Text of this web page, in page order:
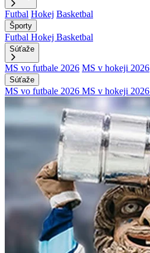
Futbal Hokej Basketbal
Športy
Futbal Hokej Basketbal
Súťaže
MS vo futbale 2026 MS v hokeji 2026
Súťaže
MS vo futbale 2026 MS v hokeji 2026